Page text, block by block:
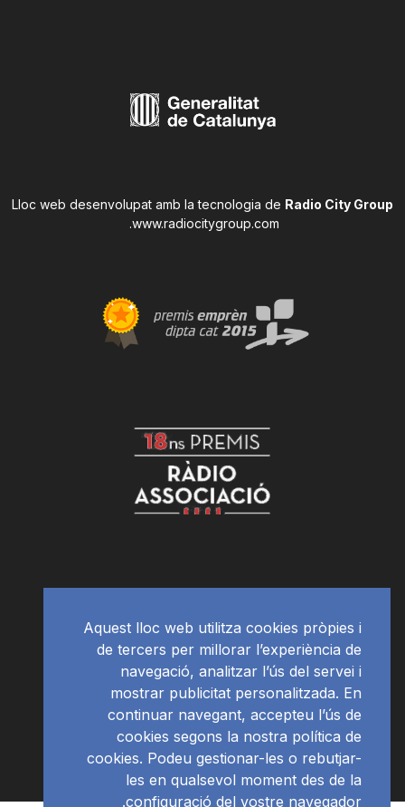
Lloc web desenvolupat amb la tecnologia de Radio City Group
www.radiocitygroup.com
.
Aquest lloc web utilitza cookies pròpies i
de tercers per millorar l’experiència de
navegació, analitzar l’ús del servei i
mostrar publicitat personalitzada. En
continuar navegant, accepteu l’ús de
cookies segons la nostra política de
cookies. Podeu gestionar-les o rebutjar-
les en qualsevol moment des de la
configuració del vostre navegador.